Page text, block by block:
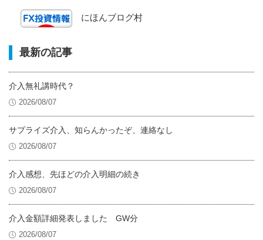
にほんブログ村
最新の記事
介入無礼講時代？
2026/08/07
サプライズ介入、知らんかったぞ、連絡なし
2026/08/07
介入感想、先ほどの介入明細の続き
2026/08/07
介入金額詳細発表しました GW分
2026/08/07